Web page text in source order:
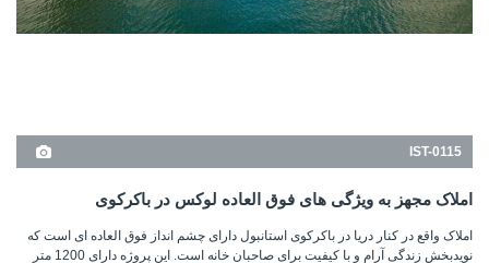
IST-0115
خط ساحلی است.